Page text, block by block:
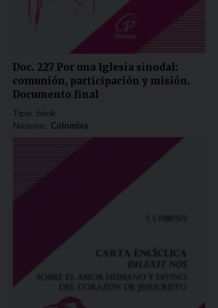
Doc. 227 Por una Iglesia sinodal:
comunión, participación y misión.
Documento final
Tipo: book
Nazione: Colombia